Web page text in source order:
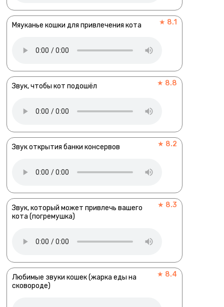
Мяуканье кошки для привлечения кота ★ 8.1
Звук, чтобы кот подошёл ★ 8.8
Звук открытия банки консервов ★ 8.2
Звук, который может привлечь вашего
кота (погремушка)
★ 8.3
Любимые звуки кошек (жарка еды на
сковороде)
★ 8.4